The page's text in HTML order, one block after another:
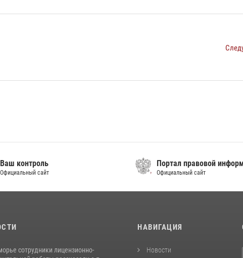
Ваш контроль
Официальный сайт
Портал правовой
Официальный сайт
сотрудники лицензионно-
НАВИГАЦИЯ
Новости